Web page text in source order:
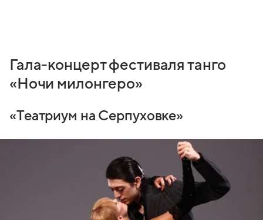
Гала-концерт фестиваля танго
«Ночи милонгеро»
«Театриум на Серпуховке»